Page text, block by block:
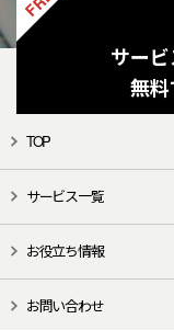
サー
無
TOP
サービス一覧
お役立ち情報
お問い合わせ